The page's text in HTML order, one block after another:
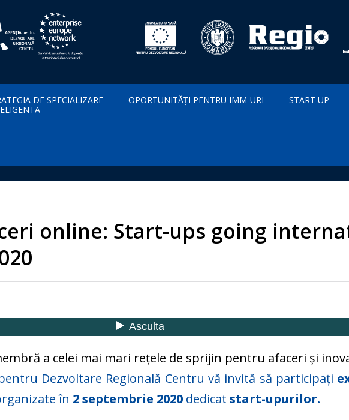
DE SPECIALIZARE
OPORTUNITĂȚI PENTRU IMM-URI START UP
online: Start-ups going
a celei mai mari reţele de sprijin pentru afaceri şi
Dezvoltare Regională Centru vă invită să participați
în 2 septembrie 2020 dedicat start-upurilor.